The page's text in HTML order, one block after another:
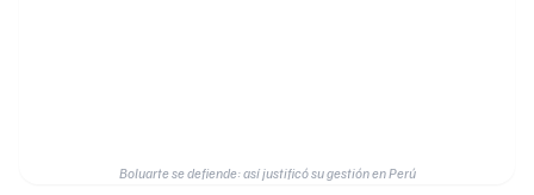
Boluarte se defiende: así justificó su gestión en Perú